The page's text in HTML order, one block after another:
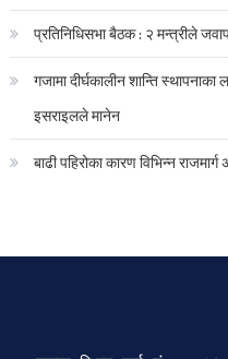
प्रतिनिधिसभा बैठक : २ मन्त्रीले
गजामा दीर्घकालीन शान्ति
इसराइलले मानेन
बाढी पहिरोका कारण विभिन्न